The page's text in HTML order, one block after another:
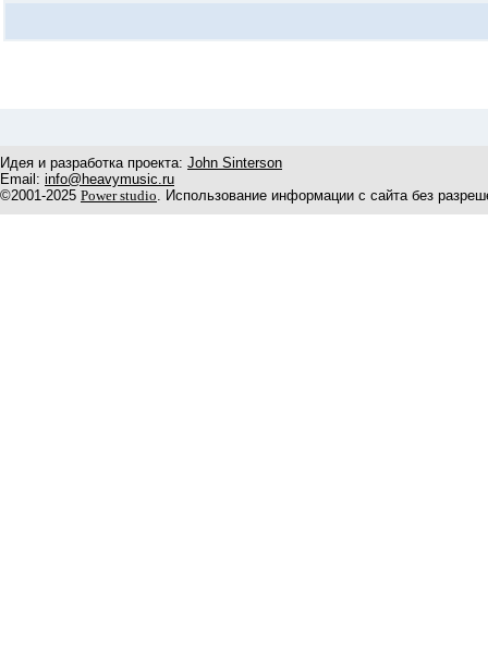
Идея и разработка проекта: John Sinterson
Email: info@heavymusic.ru
©2001-2025 Power studio. Использование информации с сайта без